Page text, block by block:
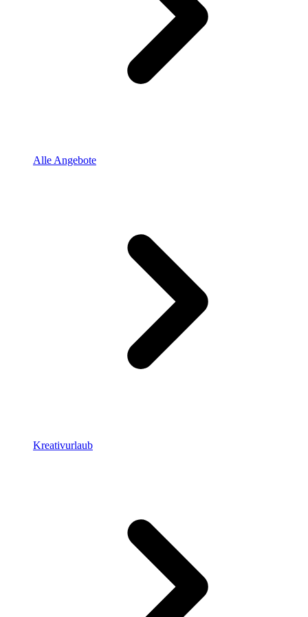
Alle Angebote
Kreativurlaub